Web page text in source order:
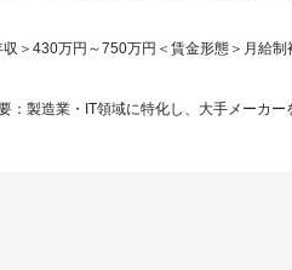
収＞430万円～750万円＜賃金形態＞月給
：製造業・IT領域に特化し、大手メーカ